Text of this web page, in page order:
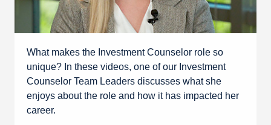
What makes the Investment Counselor role so
unique? In these videos, one of our Investment
Counselor Team Leaders discusses what she
enjoys about the role and how it has impacted her
career.